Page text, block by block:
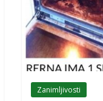
Zanimljivosti